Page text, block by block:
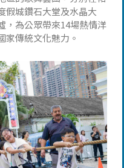
假城鑽石大堂及水晶大
，為公眾帶來14場熱情洋
家傳統文化魅力。